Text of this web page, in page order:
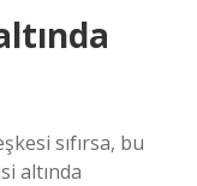
sıfırsa, bu
altında